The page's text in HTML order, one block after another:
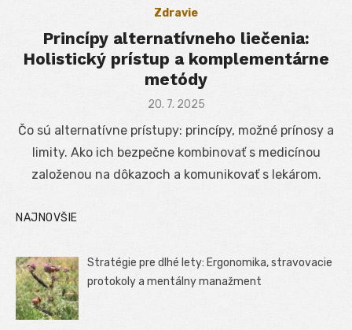
Zdravie
Princípy alternatívneho liečenia:
Holistický prístup a komplementárne
metódy
Posted
20. 7. 2025
Čo sú alternatívne prístupy: princípy, možné prínosy a
limity. Ako ich bezpečne kombinovať s medicínou
založenou na dôkazoch a komunikovať s lekárom.
NAJNOVŠIE
Stratégie pre dlhé lety: Ergonomika, stravovacie
protokoly a mentálny manažment